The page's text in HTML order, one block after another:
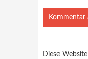
Diese